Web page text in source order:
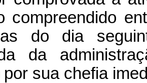
compreendido
do dia
da
sua chefia